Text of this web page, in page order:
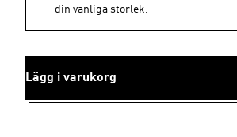
din vanliga storlek.
Lägg i varukorg